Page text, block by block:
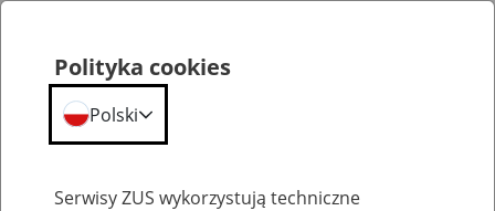
Polityka cookies
Polski
Serwisy ZUS wykorzystują techniczne